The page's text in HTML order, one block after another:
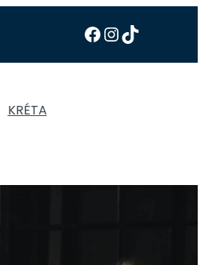
KRÉTA